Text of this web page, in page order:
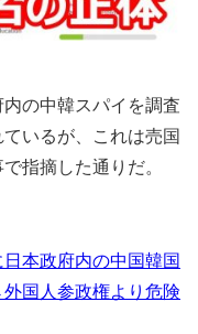
の中韓スパイを調査
いるが、これは売国
指摘した通りだ。
本政府内の中国韓国
国人参政権より危険